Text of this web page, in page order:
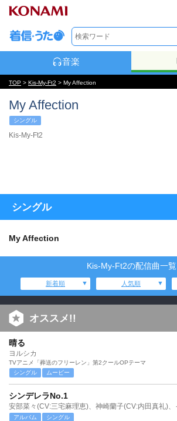
音楽
TOP > Kis-My-Ft2 > My Affection
My Affection
シングル
Kis-My-Ft2
シングル
My Affection
Kis-My-Ft2の配信曲一覧
新着順 人気順
オススメ!!
晴る
ヨルシカ
TVアニメ「葬送のフリーレン」第2クールOPテーマ
シングル
ムービー
シンデレラNo.1
アルバム シングル